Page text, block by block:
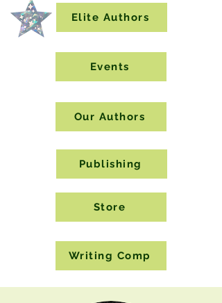
Elite Authors
Events
Our Authors
Publishing
Store
Writing Comp